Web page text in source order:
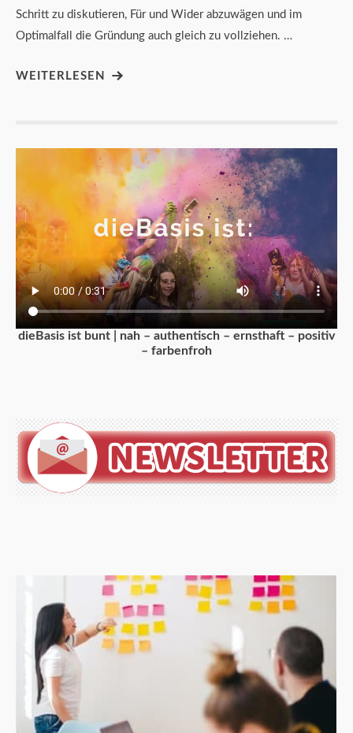
Schritt zu diskutieren, Für und Wider abzuwägen und im
Optimalfall die Gründung auch gleich zu vollziehen. …
WEITERLESEN
dieBasis ist bunt | nah – authentisch – ernsthaft – positiv
– farbenfroh